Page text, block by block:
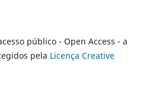
público - Open Access - a
pela Licença Creative